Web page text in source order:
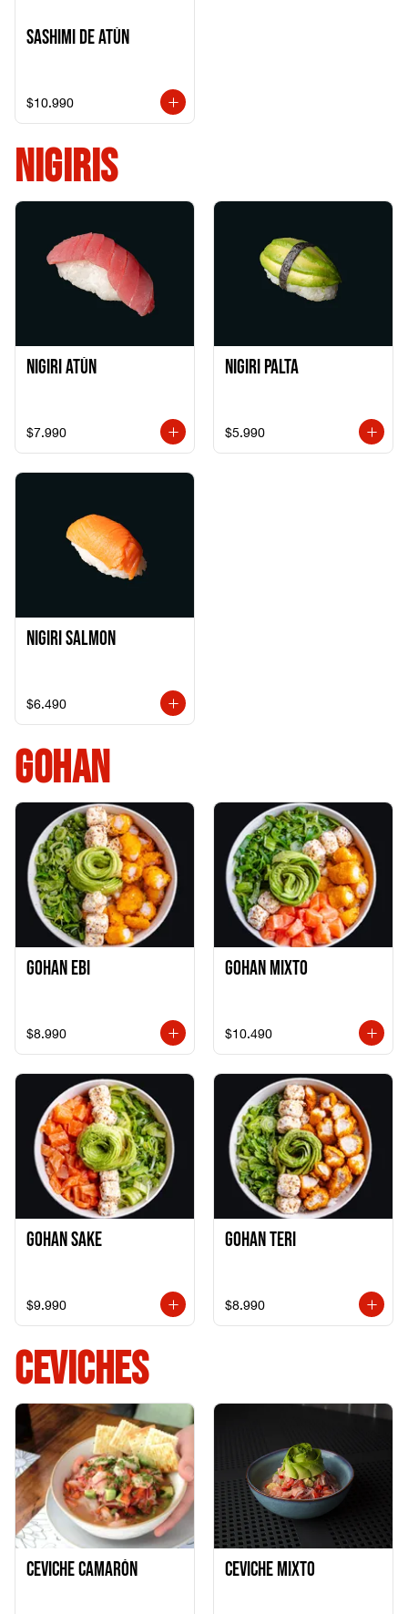
Sashimi de Atún
$10.990
NIGIRIS
Nigiri Atún
$7.990
Nigiri Palta
$5.990
Nigiri Salmon
$6.490
GOHAN
Gohan Ebi
$8.990
Gohan Mixto
$10.490
Gohan Sake
$9.990
Gohan Teri
$8.990
CEVICHES
Ceviche Camarón Ceviche Mixto